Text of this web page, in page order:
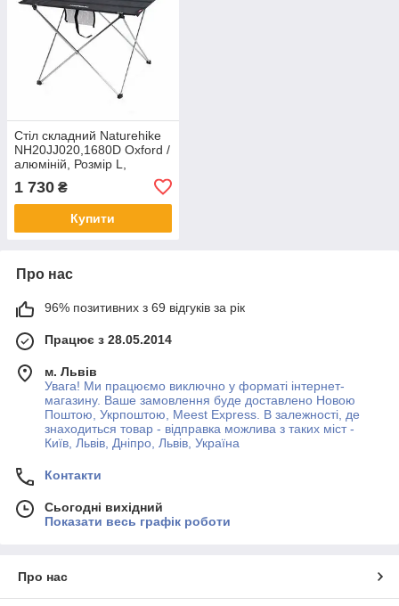
Cтіл складний Naturehike
NH20JJ020,1680D Oxford /
алюміній, Розмір L,
1 730 ₴
Купити
Про нас
96% позитивних з 69 відгуків за рік
Працює з 28.05.2014
м. Львів
Увага! Ми працюємо виключно у форматі інтернет-
магазину. Ваше замовлення буде доставлено Новою
Поштою, Укрпоштою, Meest Express. В залежності, де
знаходиться товар - відправка можлива з таких міст -
Київ, Львів, Дніпро, Львів, Україна
Контакти
Сьогодні вихідний
Показати весь графік роботи
Про нас